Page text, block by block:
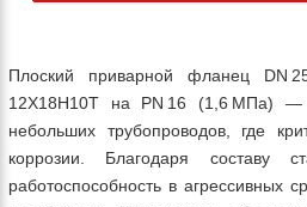
Плоский приварной фланец DN
12Х18Н10Т на PN 16 (1,6 МПа) —
небольших трубопроводов, где
коррозии. Благодаря составу
работоспособность в агрессивных